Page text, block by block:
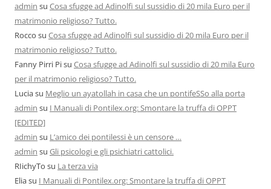
admin su Cosa sfugge ad Adinolfi sul sussidio di 20 mila Euro per il
matrimonio religioso? Tutto.
Rocco su Cosa sfugge ad Adinolfi sul sussidio di 20 mila Euro per il
matrimonio religioso? Tutto.
Fanny Pirri Pisu Cosa sfugge ad Adinolfi sul sussidio di 20 mila Euro
per il matrimonio religioso? Tutto.
Luciasu Meglio un ayatollah in casa che un pontifeSSo alla porta
admin su I Manuali di Pontilex.org: Smontare la truffa di OPPT
[EDITED]
admin su L’amico dei pontilessi è un censore …
admin su Gli psicologi e gli psichiatri cattolici.
RIichyTo su La terza via
Eliasu I Manuali di Pontilex.org: Smontare la truffa di OPPT